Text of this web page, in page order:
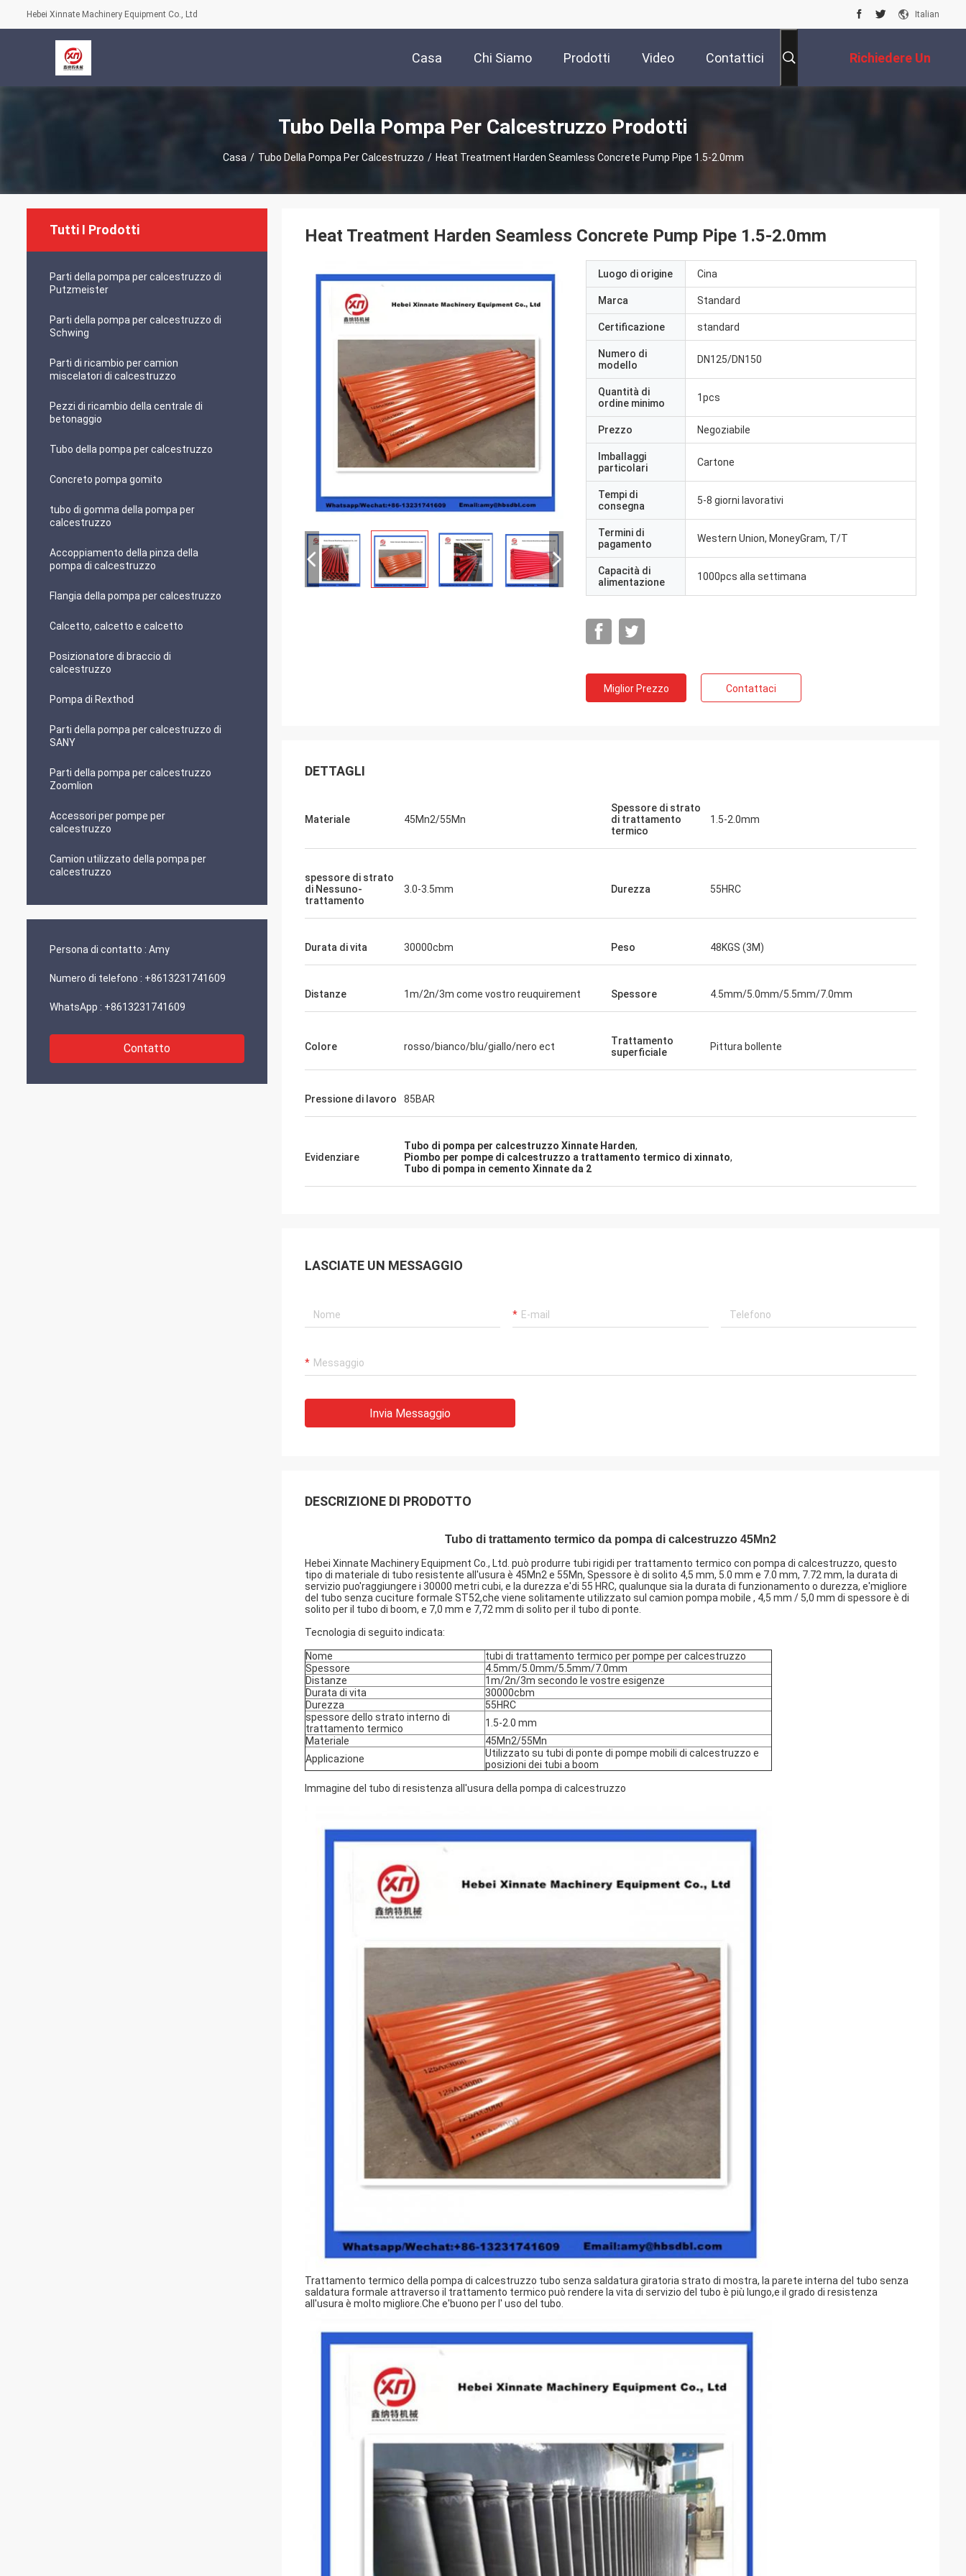
Hebei Xinnate Machinery Equipment Co., Ltd Italian
Casa Chi Siamo Prodotti Video Contattici Richiedere Un
Preventivo
Tubo Della Pompa Per Calcestruzzo Prodotti
Casa / Tubo Della Pompa Per Calcestruzzo / Heat Treatment Harden Seamless Concrete Pump Pipe 1.5-2.0mm
Tutti I Prodotti
Parti della pompa per calcestruzzo di
Putzmeister
Parti della pompa per calcestruzzo di
Schwing
Parti di ricambio per camion
miscelatori di calcestruzzo
Pezzi di ricambio della centrale di
betonaggio
Tubo della pompa per calcestruzzo
Concreto pompa gomito
tubo di gomma della pompa per
calcestruzzo
Accoppiamento della pinza della
pompa di calcestruzzo
Flangia della pompa per calcestruzzo
Calcetto, calcetto e calcetto
Posizionatore di braccio di
calcestruzzo
Pompa di Rexthod
Parti della pompa per calcestruzzo di
SANY
Parti della pompa per calcestruzzo
Zoomlion
Accessori per pompe per
calcestruzzo
Camion utilizzato della pompa per
calcestruzzo
Persona di contatto : Amy
Numero di telefono : +8613231741609
WhatsApp : +8613231741609
Contatto
Heat Treatment Harden Seamless Concrete Pump Pipe 1.5-2.0mm
Luogo di origine Cina
Marca Standard
Certificazione standard
Numero di
modello
DN125/DN150
Quantità di
ordine minimo
1pcs
Prezzo Negoziabile
Imballaggi
particolari
Cartone
Tempi di
consegna
5-8 giorni lavorativi
Termini di
pagamento
Western Union, MoneyGram, T/T
Capacità di
alimentazione
1000pcs alla settimana
Miglior Prezzo Contattaci
DETTAGLI
Materiale 45Mn2/55Mn
Spessore di strato
di trattamento
termico
1.5-2.0mm
spessore di strato
di Nessuno-
trattamento
3.0-3.5mm Durezza 55HRC
Durata di vita 30000cbm Peso 48KGS (3M)
Distanze 1m/2n/3m come vostro reuquirement Spessore 4.5mm/5.0mm/5.5mm/7.0mm
Colore rosso/bianco/blu/giallo/nero ect
Trattamento
superficiale
Pittura bollente
Pressione di lavoro 85BAR
Evidenziare
Tubo di pompa per calcestruzzo Xinnate Harden,
Piombo per pompe di calcestruzzo a trattamento termico di xinnato,
Tubo di pompa in cemento Xinnate da 2
LASCIATE UN MESSAGGIO
Invia Messaggio
DESCRIZIONE DI PRODOTTO
Tubo di trattamento termico da pompa di calcestruzzo 45Mn2
Hebei Xinnate Machinery Equipment Co., Ltd. può produrre tubi rigidi per trattamento termico con pompa di calcestruzzo, questo
tipo di materiale di tubo resistente all'usura è 45Mn2 e 55Mn, Spessore è di solito 4,5 mm, 5.0 mm e 7.0 mm, 7.72 mm, la durata di
servizio puo'raggiungere i 30000 metri cubi, e la durezza e'di 55 HRC, qualunque sia la durata di funzionamento o durezza, e'migliore
del tubo senza cuciture formale ST52,che viene solitamente utilizzato sul camion pompa mobile , 4,5 mm / 5,0 mm di spessore è di
solito per il tubo di boom, e 7,0 mm e 7,72 mm di solito per il tubo di ponte.
Tecnologia di seguito indicata:
Nome
tubi di trattamento termico per pompe per calcestruzzo
Spessore
4.5mm/5.0mm/5.5mm/7.0mm
Distanze
1m/2n/3m secondo le vostre esigenze
Durata di vita
30000cbm
Durezza
55HRC
spessore dello strato interno di
trattamento termico
1.5-2.0 mm
Materiale
45Mn2/55Mn
Applicazione
Utilizzato su tubi di ponte di pompe mobili di calcestruzzo e
posizioni dei tubi a boom
Immagine del tubo di resistenza all'usura della pompa di calcestruzzo
Trattamento termico della pompa di calcestruzzo tubo senza saldatura giratoria strato di mostra, la parete interna del tubo senza
saldatura formale attraverso il trattamento termico può rendere la vita di servizio del tubo è più lungo,e il grado di resistenza
all'usura è molto migliore.Che e'buono per l' uso del tubo.